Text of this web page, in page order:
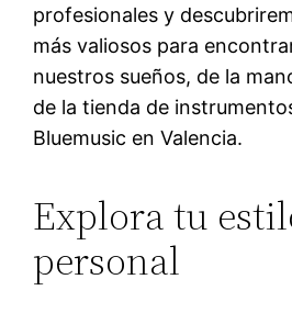
profesionales y
más valiosos para
nuestros sueños, de la
de la tienda de
Bluemusic en Valencia.
Explora tu
personal